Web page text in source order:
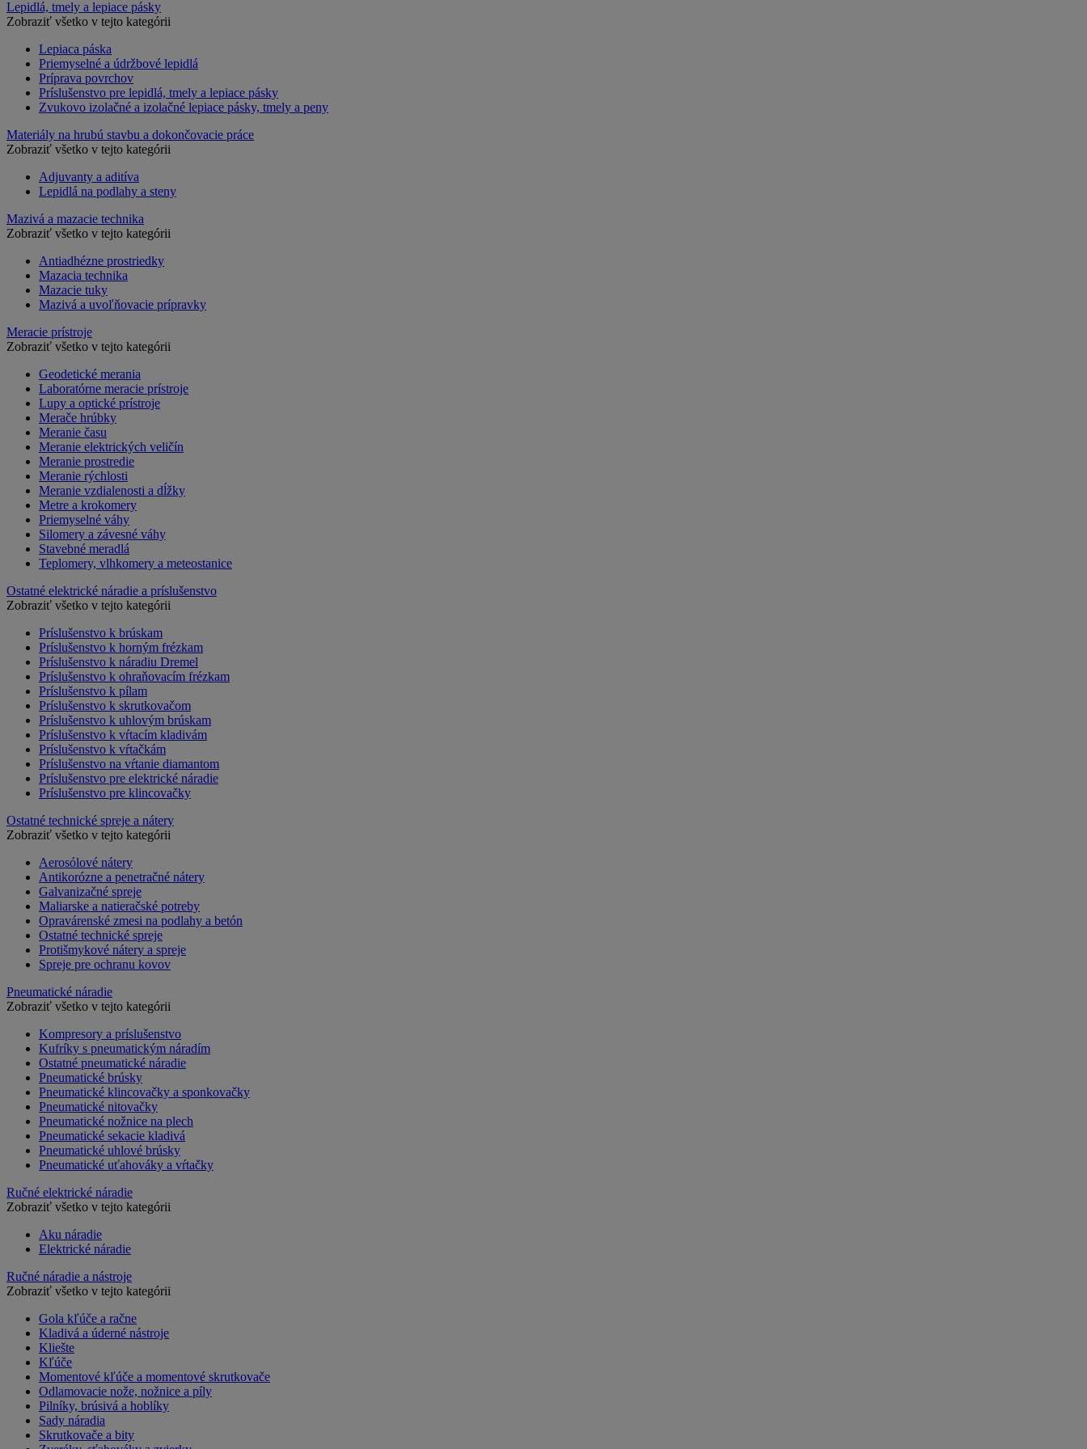
Lepidlá, tmely a lepiace pásky
Zobraziť všetko v tejto kategórii
Lepiaca páska
Priemyselné a údržbové lepidlá
Príprava povrchov
Príslušenstvo pre lepidlá, tmely a lepiace pásky
Zvukovo izolačné a izolačné lepiace pásky, tmely a peny
Materiály na hrubú stavbu a dokončovacie práce
Zobraziť všetko v tejto kategórii
Adjuvanty a aditíva
Lepidlá na podlahy a steny
Mazivá a mazacie technika
Zobraziť všetko v tejto kategórii
Antiadhézne prostriedky
Mazacia technika
Mazacie tuky
Mazivá a uvoľňovacie prípravky
Meracie prístroje
Zobraziť všetko v tejto kategórii
Geodetické merania
Laboratórne meracie prístroje
Lupy a optické prístroje
Merače hrúbky
Meranie času
Meranie elektrických veličín
Meranie prostredie
Meranie rýchlosti
Meranie vzdialenosti a dĺžky
Metre a krokomery
Priemyselné váhy
Silomery a závesné váhy
Stavebné meradlá
Teplomery, vlhkomery a meteostanice
Ostatné elektrické náradie a príslušenstvo
Zobraziť všetko v tejto kategórii
Príslušenstvo k brúskam
Príslušenstvo k horným frézkam
Príslušenstvo k náradiu Dremel
Príslušenstvo k ohraňovacím frézkam
Príslušenstvo k pílam
Príslušenstvo k skrutkovačom
Príslušenstvo k uhlovým brúskam
Príslušenstvo k vŕtacím kladivám
Príslušenstvo k vŕtačkám
Príslušenstvo na vŕtanie diamantom
Príslušenstvo pre elektrické náradie
Príslušenstvo pre klincovačky
Ostatné technické spreje a nátery
Zobraziť všetko v tejto kategórii
Aerosólové nátery
Antikorózne a penetračné nátery
Galvanizačné spreje
Maliarske a natieračské potreby
Opravárenské zmesi na podlahy a betón
Ostatné technické spreje
Protišmykové nátery a spreje
Spreje pre ochranu kovov
Pneumatické náradie
Zobraziť všetko v tejto kategórii
Kompresory a príslušenstvo
Kufríky s pneumatickým náradím
Ostatné pneumatické náradie
Pneumatické brúsky
Pneumatické klincovačky a sponkovačky
Pneumatické nitovačky
Pneumatické nožnice na plech
Pneumatické sekacie kladivá
Pneumatické uhlové brúsky
Pneumatické uťahováky a vŕtačky
Ručné elektrické náradie
Zobraziť všetko v tejto kategórii
Aku náradie
Elektrické náradie
Ručné náradie a nástroje
Zobraziť všetko v tejto kategórii
Gola kľúče a račne
Kladivá a úderné nástroje
Kliešte
Kľúče
Momentové kľúče a momentové skrutkovače
Odlamovacie nože, nožnice a píly
Pilníky, brúsivá a hoblíky
Sady náradia
Skrutkovače a bity